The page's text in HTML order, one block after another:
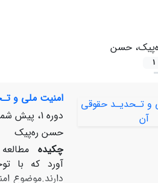
حسن‌
1
امنیت‌ ملی‌ و
دوره 1، پیش شماره 2، تابستان 1377، صفحه
حسن‌ ره‌پیک‌
چکیده
آورد که‌ با
دارند.موضوع‌